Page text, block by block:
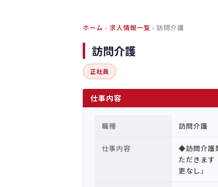
ホーム › 求人情報一覧 › 訪問介護
訪問介護
正社員
仕事内容
職種 訪問介護
仕事内容
◆訪問介護
ただきま
更なし」